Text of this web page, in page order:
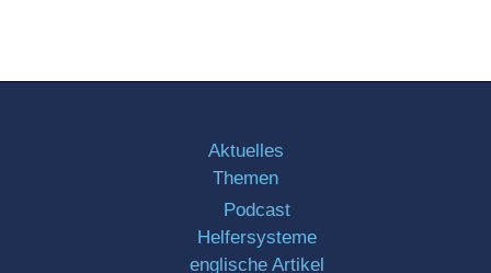
Aktuelles
Themen
Podcast
Helfersysteme
englische Artikel